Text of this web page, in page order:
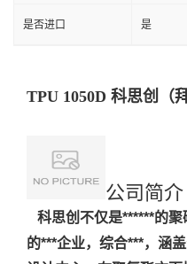
是否进口 是
TPU 1050D 科思创（
公司简介
科思创不仅是******的
的***企业，综合***，涵